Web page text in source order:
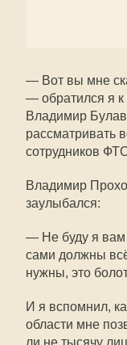
— Вот вы мне
— обратился я
Владимир
рассматривать
сотрудников
Владимир
заулыбался:
— Не буду я вам
сами должны
нужны, это
И я вспомнил,
области мне
ли не тысячу